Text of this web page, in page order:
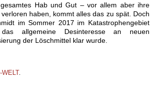
Hab und Gut – vor allem aber ihre
haben, kommt alles das zu spät. Doch
im Sommer 2017 im Katastrophengebiet
allgemeine Desinteresse an neuen
der Löschmittel klar wurde.
WELT.